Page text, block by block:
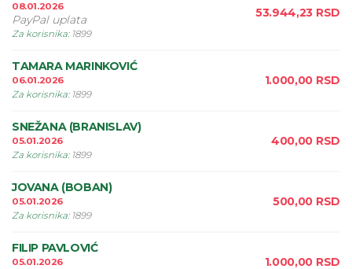
08.01.2026
PayPal uplata
Za korisnika: 1899
53.944,23 RSD
TAMARA MARINKOVIĆ
06.01.2026
Za korisnika: 1899
1.000,00 RSD
SNEŽANA (BRANISLAV)
05.01.2026
Za korisnika: 1899
400,00 RSD
JOVANA (BOBAN)
05.01.2026
Za korisnika: 1899
500,00 RSD
FILIP PAVLOVIĆ
05.01.2026
1.000,00 RSD